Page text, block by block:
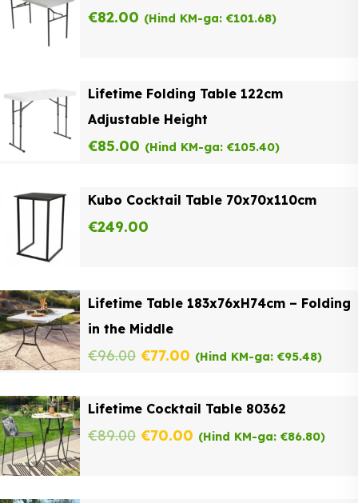
€82.00 (Hind KM-ga: €101.68)
Lifetime Folding Table 122cm
Adjustable Height
€85.00 (Hind KM-ga: €105.40)
Kubo Cocktail Table 70x70x110cm
€249.00
Lifetime Table 183x76xH74cm – Folding
in the Middle
€96.00 Original
was:
€96.00.
€77.00 Current
is:
€77.00.
(Hind KM-ga: €95.48)
Lifetime Cocktail Table 80362
€89.00 Original
€70.00 Current
(Hind KM-ga: €86.80)